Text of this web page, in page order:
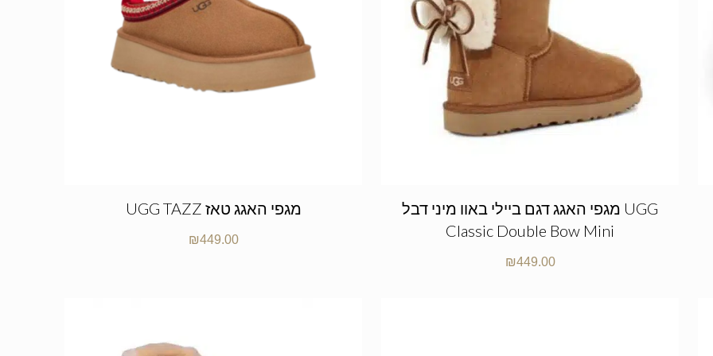
UGG TAZZ מגפי האגג טאז
₪449.00
מגפי האגג דגם ביילי באוו מיני דבל UGG
Classic Double Bow Mini
₪449.00